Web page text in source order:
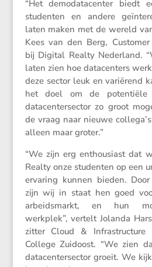
“Het demoda­ta­center biedt
studenten en andere
laten maken met de wereld
Kees van den Berg,
bij Digital Realty Neder­land.
laten zien hoe datacen­ters
deze sector leuk en varië­rend
het doel om de poten­tiële
datacen­ter­sector zo groot
de vraag naar nieuwe
alleen maar groter.”
“We zijn erg enthou­siast dat
Realty onze studenten op een
er­va­ring kunnen bieden.
zijn wij in staat hen goed
arbeids­markt, en hun
werkplek”, vertelt Jolanda
zitter Cloud & Infra­struc­ture
College Zuidoost. “We zien
datacen­ter­sector groeit. We